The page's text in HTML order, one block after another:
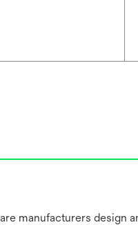
manufacturers